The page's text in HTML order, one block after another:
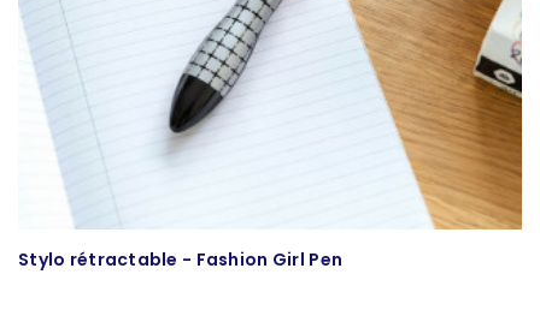
Stylo rétractable - Fashion Girl Pen